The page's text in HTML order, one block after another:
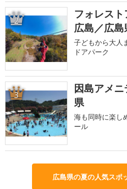
2
フォレスト
広島／広島
子どもから大人
ドアパーク
3
因島アメ
県
海も同時に楽し
ール
広島県の夏の人気スポ